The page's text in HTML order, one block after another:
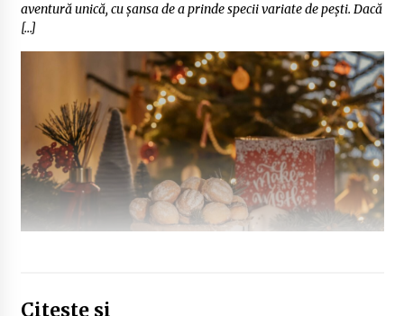
aventură unică, cu șansa de a prinde specii variate de pești. Dacă
[…]
Citeste si